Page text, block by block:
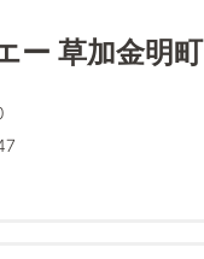
ー 草加金明町